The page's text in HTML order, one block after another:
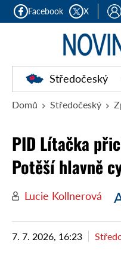
Facebook X
Středočeský
Domů Středočeský
PID Lítačka
Potěší hlavně
Lucie Kollnerová
7. 7. 2026, 16:23